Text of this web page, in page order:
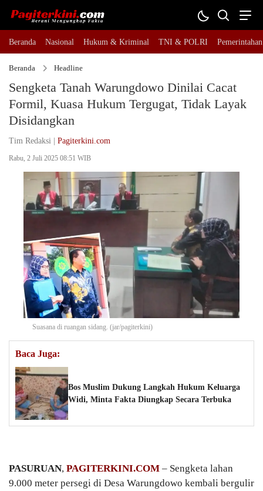
Beranda Nasional Hukum & Kriminal TNI & POLRI Pemerintahan
Beranda Headline
Sengketa Tanah Warungdowo Dinilai Cacat
Formil, Kuasa Hukum Tergugat, Tidak Layak
Disidangkan
Tim Redaksi | Pagiterkini.com
Rabu, 2 Juli 2025 08:51 WIB
Suasana di ruangan sidang. (jar/pagiterkini)
Baca Juga:
Bos Muslim Dukung Langkah Hukum Keluarga
Widi, Minta Fakta Diungkap Secara Terbuka
PASURUAN, PAGITERKINI.COM – Sengketa lahan
9.000 meter persegi di Desa Warungdowo kembali bergulir